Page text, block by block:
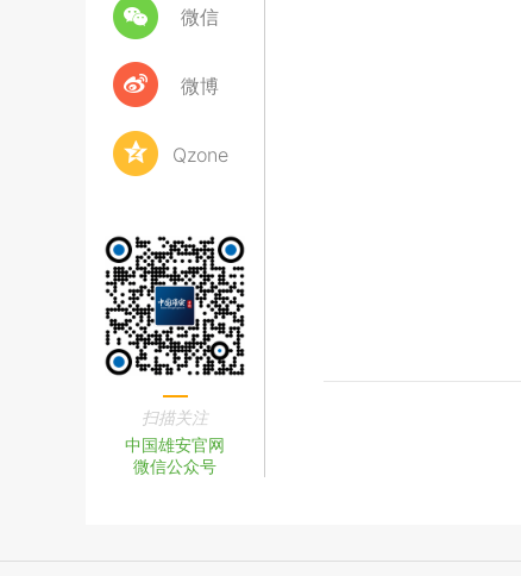
微信
微博
Qzone
扫描关注
中国雄安官网
微信公众号